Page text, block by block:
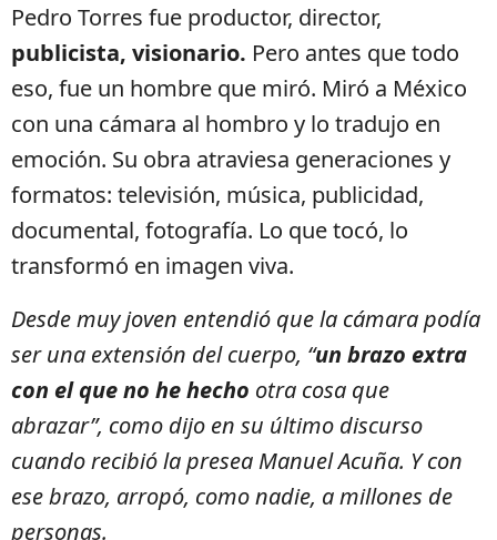
Pedro Torres fue productor, director,
publicista, visionario. Pero antes que todo
eso, fue un hombre que miró. Miró a México
con una cámara al hombro y lo tradujo en
emoción. Su obra atraviesa generaciones y
formatos: televisión, música, publicidad,
documental, fotografía. Lo que tocó, lo
transformó en imagen viva.
Desde muy joven entendió que la cámara podía
ser una extensión del cuerpo, “un brazo extra
con el que no he hecho otra cosa que
abrazar”, como dijo en su último discurso
cuando recibió la presea Manuel Acuña. Y con
ese brazo, arropó, como nadie, a millones de
personas.